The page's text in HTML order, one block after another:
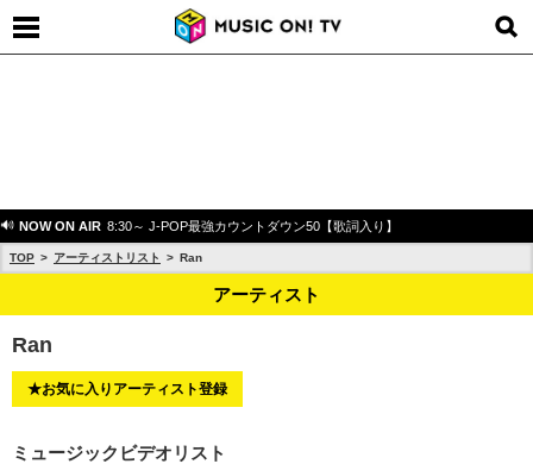
NOW ON AIR 8:30～ J-POP最強カウントダウン50【歌詞入り】
TOP アーティストリスト Ran
アーティスト
Ran
★お気に入りアーティスト登録
ミュージックビデオリスト